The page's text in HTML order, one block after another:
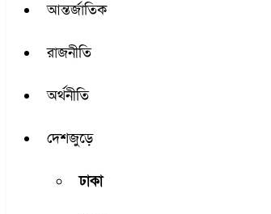
আন্তর্জাতিক
রাজনীতি
অর্থনীতি
দেশজুড়ে
ঢাকা